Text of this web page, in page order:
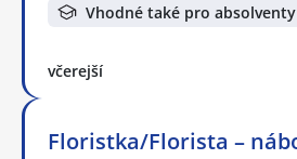
Vhodné také pro absolventy
včerejší
Floristka/Florista –